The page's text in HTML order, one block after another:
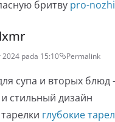
бритву pro-
pada 15:10 Permalink
супа и вторых
и стильный дизайн
глубокие